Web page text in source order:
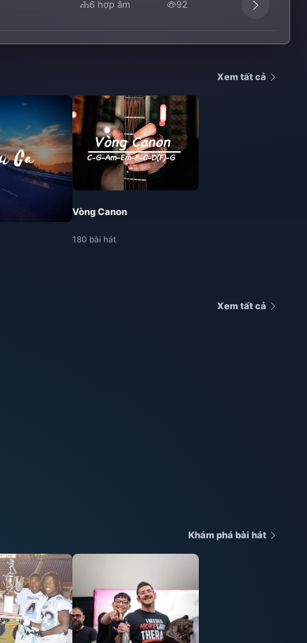
6 hợp âm 92
Xem tất cả
Vòng Canon
180 bài hát
Xem tất cả
Khám phá bài hát